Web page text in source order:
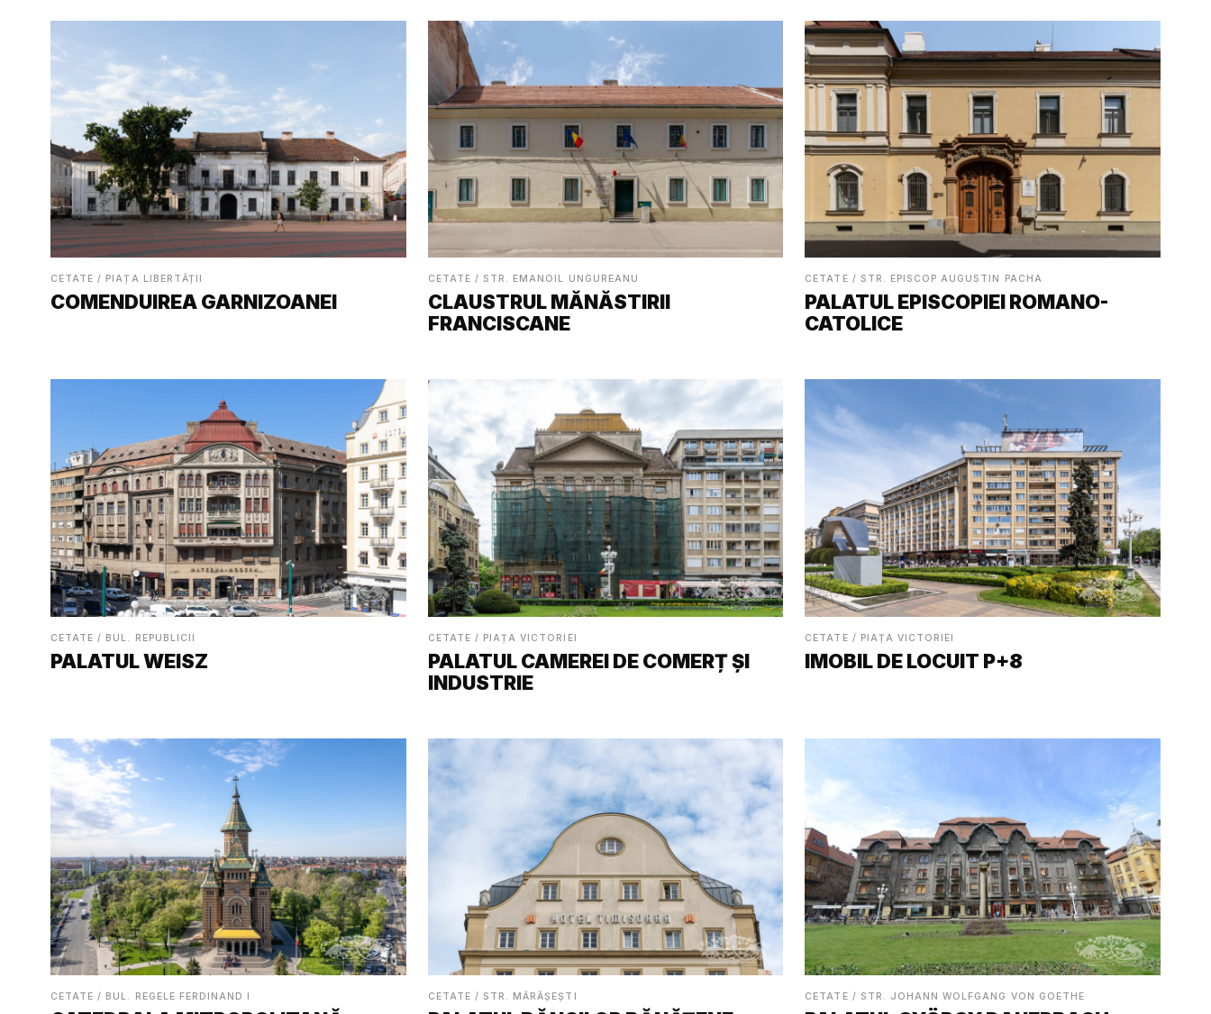
CETATE / PIAȚA LIBERTĂȚII
COMENDUIREA GARNIZOANEI
CETATE / STR. EMANOIL UNGUREANU
CLAUSTRUL MĂNĂSTIRII
FRANCISCANE
CETATE / STR. EPISCOP AUGUSTIN PACHA
PALATUL EPISCOPIEI ROMANO-
CATOLICE
CETATE / BUL. REPUBLICII
PALATUL WEISZ
CETATE / PIAȚA VICTORIEI
PALATUL CAMEREI DE COMERȚ ȘI
INDUSTRIE
CETATE / PIAȚA VICTORIEI
IMOBIL DE LOCUIT P+8
CETATE / BUL. REGELE FERDINAND I CETATE / STR. MĂRĂȘEȘTI CETATE / STR. JOHANN WOLFGANG VON GOETHE